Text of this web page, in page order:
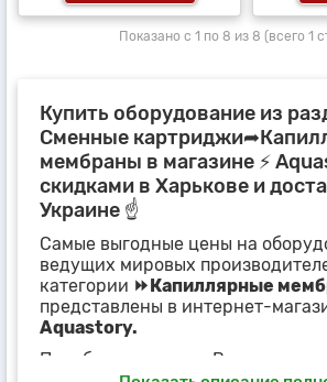
Показано с 1 по 8 из 8 (всего 1
Купить оборудование из
Сменные
мембраны в магазине ⚡
скидками в Харькове и
Украине ☝
Самые выгодные цены на
ведущих мировых
категории ⏩Капиллярные
представлены в интернет-
Aquastory.
Подобрать, нужные Вам товары,